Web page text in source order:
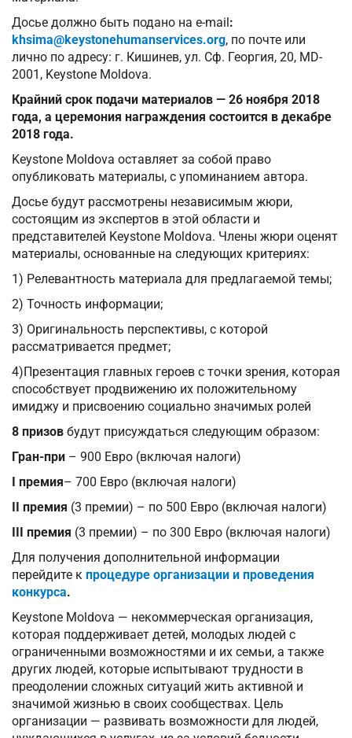
Досье должно быть подано на e-mail :
khsima@keystonehumanservices.org, по почте или
лично по адресу: г. Кишинев, ул. Сф. Георгия, 20, MD-
2001, Keystone Moldova.
Крайний срок подачи материалов — 26 ноября 2018
года, а церемония награждения состоится в декабре
2018 года.
Keystone Moldova оставляет за собой право
опубликовать материалы, с упоминанием автора.
Досье будут рассмотрены независимым жюри,
состоящим из экспертов в этой области и
представителей Keystone Moldova. Члены жюри оценят
материалы, основанные на следующих критериях:
1) Релевантность материала для предлагаемой темы;
2) Точность информации;
3) Оригинальность перспективы, с которой
рассматривается предмет;
4)Презентация главных героев с точки зрения, которая
способствует продвижению их положительному
имиджу и присвоению социально значимых ролей
8 призов будут присуждаться следующим образом:
Гран-при – 900 Евро (включая налоги)
премия– 700 Евро (включая налоги)
II премия (3 премии) – по 500 Евро (включая налоги)
III премия (3 премии) – по 300 Евро (включая налоги)
Для получения дополнительной информации
перейдите к процедуре организации и проведения
конкурса.
Keystone Moldova — некоммерческая организация,
которая поддерживает детей, молодых людей с
ограниченными возможностями и их семьи, а также
других людей, которые испытывают трудности в
преодолении сложных ситуаций жить активной и
значимой жизнью в своих сообществах. Цель
организации — развивать возможности для людей,